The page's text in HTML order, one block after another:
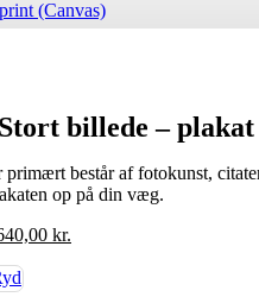
billede –
primært består af fotokunst,
op på din væg.
kr.